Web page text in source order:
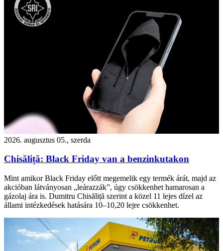
2026. augusztus 05., szerda
Chisăliță: Black Friday van a benzinkutakon
Mint amikor Black Friday előtt megemelik egy termék árát, majd az
akcióban látványosan „leárazzák”, úgy csökkenhet hamarosan a
gázolaj ára is. Dumitru Chisăliță szerint a közel 11 lejes dízel az
állami intézkedések hatására 10–10,20 lejre csökkenhet.